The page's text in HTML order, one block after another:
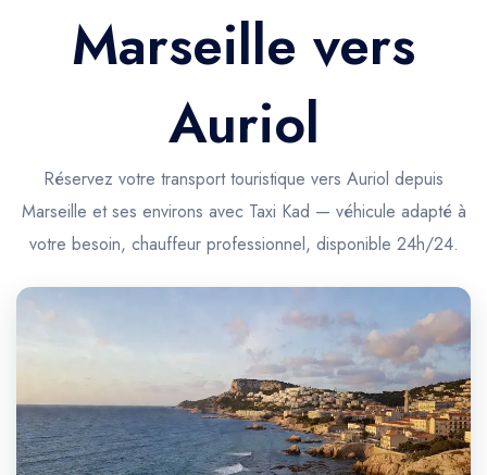
Trajet Gare SNCF
Trajet Port croisière
Trajet Séminaire
Trajet Santé
Trajet Longue Distance
Réservation
Actualités & évènements
Contactez-nous
Marseille vers
Auriol
Réservez votre transport touristique vers Auriol depuis
Marseille et ses environs avec Taxi Kad — véhicule adapté à
votre besoin, chauffeur professionnel, disponible 24h/24.